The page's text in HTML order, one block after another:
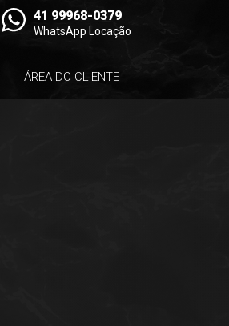
41 99968-0379
WhatsApp Locação
ÁREA DO CLIENTE